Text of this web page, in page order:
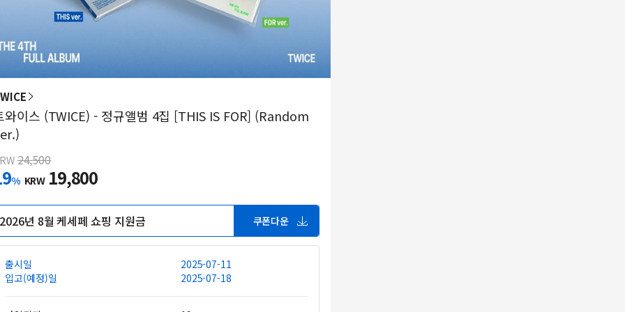
와이스 (TWICE) - 정규앨범 4집 [THIS IS FOR] (Random
24,500
% KRW 19,800
2026년 8월 케세페 쇼핑 지원금 쿠폰다운
출시일
2025-07-11
입고(예정)일
2025-07-18